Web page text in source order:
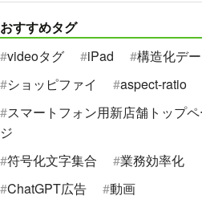
おすすめタグ
videoタグ
iPad
構造化デ
ショッピファイ
aspect-ratio
スマートフォン用新店舗トップ
ジ
符号化文字集合
業務効率化
ChatGPT広告
動画